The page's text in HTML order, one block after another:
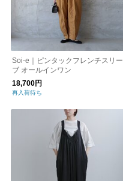
Soi-e｜ピンタックフレンチスリー
ブ オールインワン
18,700円
再入荷待ち